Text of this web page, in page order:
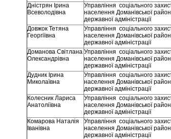
Дністрян Ірина
Всеволодівна
Управління соціального
населення Доманівської
державної адміністрації
Довжок Тетяна
Георгіївна
Управління соціального
населення Доманівської
державної адміністрації
Доманова Світлана
Олександрівна
Управління соціального
населення Доманівської
державної адміністрації
Дудник Ірина
Миколаївна
Управління соціального
населення Доманівської
державної адміністрації
Колесник Лариса
Анатоліївна
Управління соціального
населення Доманівської
державної адміністрації
Комарова Наталія
Іванівна
Управління соціального
населення Доманівської
державної адміністрації